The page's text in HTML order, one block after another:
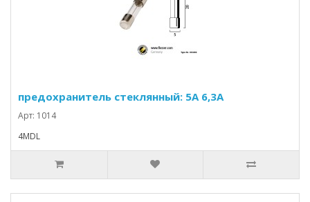
предохранитель стеклянный: 5А 6,3А
Арт: 1014
4MDL